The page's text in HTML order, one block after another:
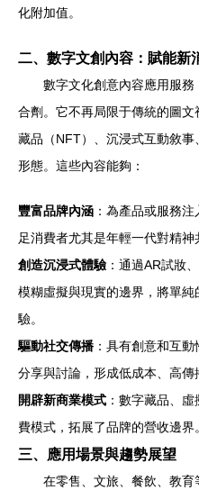
化附加值。
二、數字文創內容：賦能新
數字文化創意內容應用服
合劑。它不再局限于傳統的圖
藏品（NFT）、沉浸式互動敘
形態。這些內容能夠：
豐富品牌內涵 ：為產品或服務
足消費者尤其是年輕一代對精神
創造沉浸式體驗 ：通過AR試妝
模糊虛擬與現實的邊界，將單
驗。
驅動社交傳播 ：具有創意和互
分享與討論，形成低成本、高傳
開辟新商業模式 ：數字藏品、
費模式，拓展了品牌的營收邊界。
三、應用場景與趨勢展望
在零售、文旅、餐飲、教